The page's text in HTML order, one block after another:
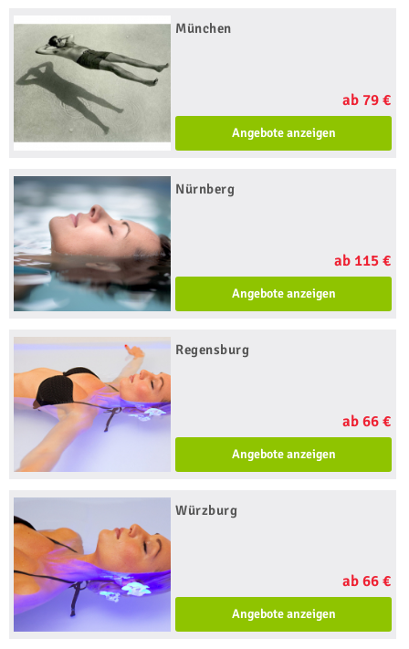
München
ab 79 €
Angebote anzeigen
Nürnberg
ab 115 €
Angebote anzeigen
Regensburg
ab 66 €
Angebote anzeigen
Würzburg
ab 66 €
Angebote anzeigen